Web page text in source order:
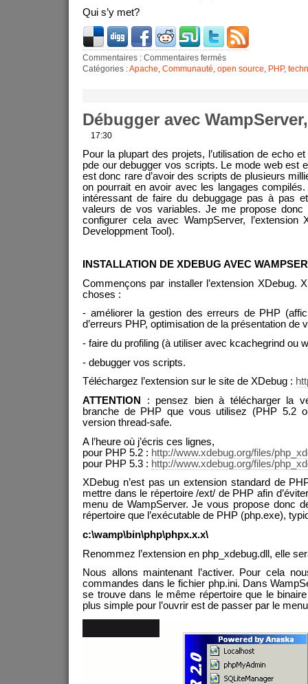
Qui s’y met?
Commentaires : Commentaires fermés
Catégories :Apache, Communauté, open source, PHP,
Débugger avec
17:30
Pour la plupart des projets, l’utilisation de echo
pde our debugger vos scripts. Le mode web est
est donc rare d’avoir des scripts de plusieurs
on pourrait en avoir avec les langages
intéressant de faire du debuggage pas à pas
valeurs de vos variables. Je me propose
configurer cela avec WampServer, l’extension
Developpment Tool).
INSTALLATION DE XDEBUG AVEC
Commençons par installer l’extension XDebug.
choses :
- améliorer la gestion des erreurs de PHP
d’erreurs PHP, optimisation de la présentation de
- faire du profiling (à utiliser avec kcachegrind ou
- debugger vos scripts.
Téléchargez l’extension sur le site de XDebug :
ATTENTION
: pensez bien à télécharger la
branche de PHP que vous utilisez (PHP 5.2
version thread-safe.
A l’heure où j’écris ces lignes,
pour PHP 5.2 : http://www.xdebug.org/files/
pour PHP 5.3 : http://www.xdebug.org/files/
XDebug n’est pas un extension standard de
mettre dans le répertoire /ext/ de PHP afin
menu de WampServer. Je vous propose donc
répertoire que l’exécutable de PHP (php.exe),
c:\wamp\bin\php\phpx.x.x\
Renommez l’extension en php_xdebug.dll, elle
Nous allons maintenant l’activer. Pour cela
commandes dans le fichier php.ini. Dans
se trouve dans le même répertoire que le
plus simple pour l’ouvrir est de passer par le